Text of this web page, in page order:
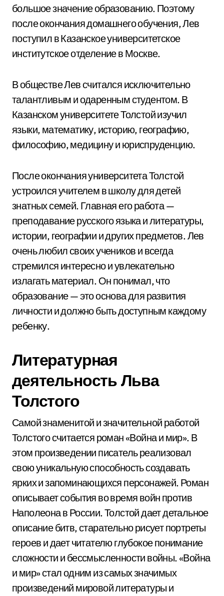
большое значение образованию. Поэтому
после окончания домашнего обучения, Лев
поступил в Казанское университетское
институтское отделение в Москве.
В обществе Лев считался исключительно
талантливым и одаренным студентом. В
Казанском университете Толстой изучил
языки, математику, историю, географию,
философию, медицину и юриспруденцию.
После окончания университета Толстой
устроился учителем в школу для детей
знатных семей. Главная его работа —
преподавание русского языка и литературы,
истории, географии и других предметов. Лев
очень любил своих учеников и всегда
стремился интересно и увлекательно
излагать материал. Он понимал, что
образование — это основа для развития
личности и должно быть доступным каждому
ребенку.
Литературная
деятельность Льва
Толстого
Самой знаменитой и значительной работой
Толстого считается роман «Война и мир». В
этом произведении писатель реализовал
свою уникальную способность создавать
ярких и запоминающихся персонажей. Роман
описывает события во время войн против
Наполеона в России. Толстой дает детальное
описание битв, старательно рисует портреты
героев и дает читателю глубокое понимание
сложности и бессмысленности войны. «Война
и мир» стал одним из самых значимых
произведений мировой литературы и